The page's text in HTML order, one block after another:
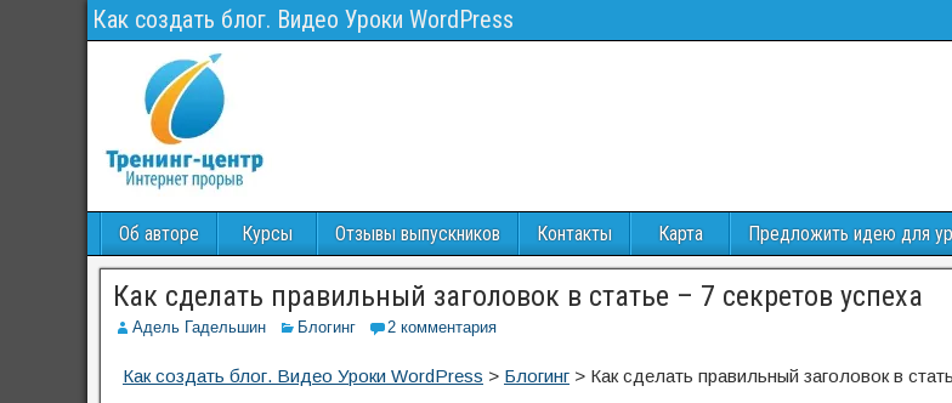
Как создать блог. Видео Уроки WordPress
Об авторе Курсы Отзывы выпускников Контакты Карта Предложить идею для
Как сделать правильный заголовок в статье – 7 секретов успеха
Адель Гадельшин Блогинг 2 комментария
Как создать блог. Видео Уроки WordPress > Блогинг > Как сделать правильный заголовок в